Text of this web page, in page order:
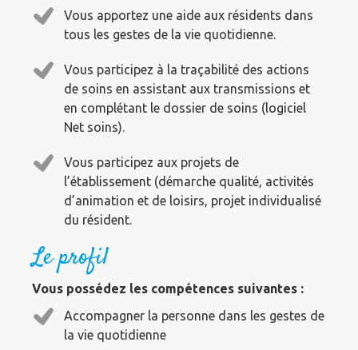
Vous apportez une aide aux résidents dans
tous les gestes de la vie quotidienne.
Vous participez à la traçabilité des actions
de soins en assistant aux transmissions et
en complétant le dossier de soins (logiciel
Net soins).
Vous participez aux projets de
l’établissement (démarche qualité, activités
d’animation et de loisirs, projet individualisé
du résident.
Le profil
Vous possédez les compétences suivantes :
Accompagner la personne dans les gestes de
la vie quotidienne